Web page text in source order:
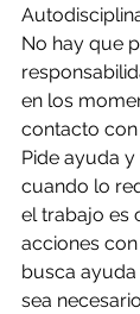
No hay que
en los
contacto con
Pide ayuda
cuando lo
el trabajo es
acciones
busca
sea